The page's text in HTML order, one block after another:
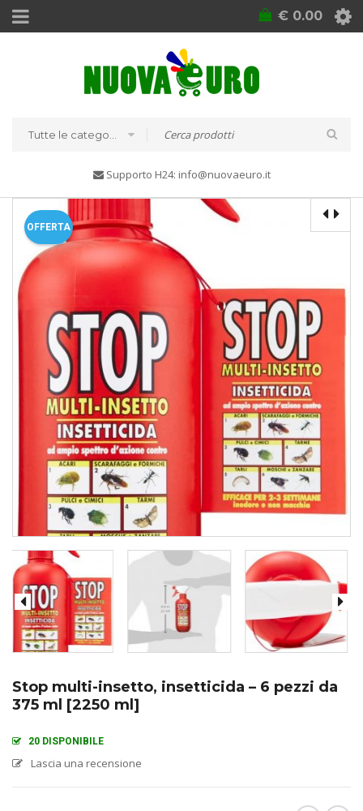
€ 0.00
Supporto H24: info@nuovaeuro.it
OFFERTA
Stop multi-insetto, insetticida – 6 pezzi da
375 ml [2250 ml]
20 DISPONIBILE
Lascia una recensione